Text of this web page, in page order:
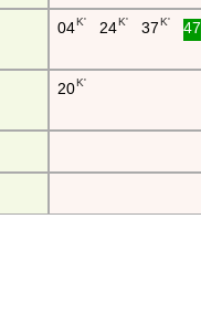
04K' 24K' 37 K' 47
20K'